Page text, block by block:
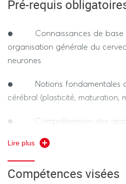
conduites selon les contextes.
connaissances théoriques à
éducatives concrètes.
des mécanismes
pratiques d’intervention sur le
Pré-requis
● Connaissances de base
organisation générale du
neurones
● Notions fondamentales
cérébral (plasticité, maturation,
● Compréhension des
● Bases en neurosciences
motivation, système de
Lire plus
Compétences visées